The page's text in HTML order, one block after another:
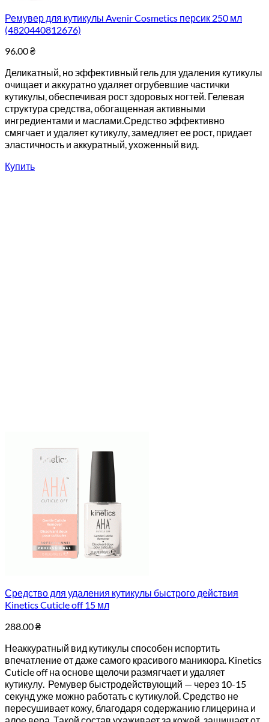
Ремувер для кутикулы Avenir Cosmetics персик 250 мл
(4820440812676)
96.00₴
Деликатный, но эффективный гель для удаления кутикулы
очищает и аккуратно удаляет огрубевшие частички
кутикулы, обеспечивая рост здоровых ногтей. Гелевая
структура средства, обогащенная активными
ингредиентами и маслами.Средство эффективно
смягчает и удаляет кутикулу, замедляет ее рост, придает
эластичность и аккуратный, ухоженный вид.
Купить
Средство для удаления кутикулы быстрого действия
Kinetics Cuticle off 15 мл
288.00₴
Неаккуратный вид кутикулы способен испортить
впечатление от даже самого красивого маникюра. Kinetics
Cuticle off на основе щелочи размягчает и удаляет
кутикулу. Ремувер быстродействующий — через 10-15
секунд уже можно работать с кутикулой. Средство не
пересушивает кожу, благодаря содержанию глицерина и